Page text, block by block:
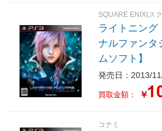
SQUARE ENIX(ス
ライトニング
ナルファンタジーXIII
ムソフト】
発売日：2013/
買取金額： ￥
コナミ